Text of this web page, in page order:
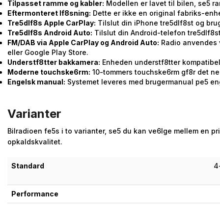
Tilpasset ramme og kabler: Modellen er lavet til bilen, se5
Eftermonteret lf8sning: Dette er ikke en original fabriks-
Tre5dlf8s Apple CarPlay: Tilslut din iPhone tre5dlf8st og
Tre5dlf8s Android Auto: Tilslut din Android-telefon
FM/DAB via Apple CarPlay og Android Auto: Radio
eller Google Play Store.
Understf8tter bakkamera: Enheden understf8tter
Moderne touchske6rm: 10-tommers touchske6rm gf8r det
Engelsk manual: Systemet leveres med brugermanual pe5
Varianter
Bilradioen fe5s i to varianter, se5 du kan ve6lge mellem en
opkaldskvalitet.
Standard
Performance